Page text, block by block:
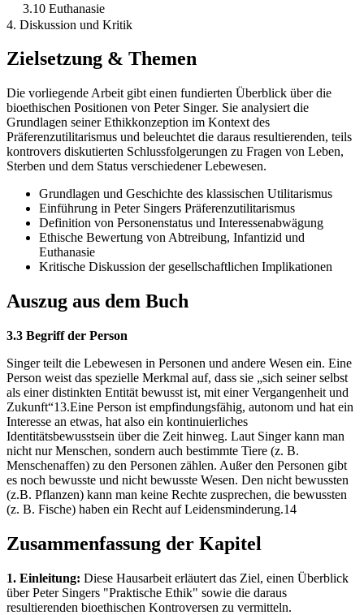
3.10 Euthanasie
4. Diskussion und Kritik
Zielsetzung & Themen
Die vorliegende Arbeit gibt einen fundierten Überblick über die
bioethischen Positionen von Peter Singer. Sie analysiert die
Grundlagen seiner Ethikkonzeption im Kontext des
Präferenzutilitarismus und beleuchtet die daraus resultierenden, teils
kontrovers diskutierten Schlussfolgerungen zu Fragen von Leben,
Sterben und dem Status verschiedener Lebewesen.
Grundlagen und Geschichte des klassischen Utilitarismus
Einführung in Peter Singers Präferenzutilitarismus
Definition von Personenstatus und Interessenabwägung
Ethische Bewertung von Abtreibung, Infantizid und
Euthanasie
Kritische Diskussion der gesellschaftlichen Implikationen
Auszug aus dem Buch
3.3 Begriff der Person
Singer teilt die Lebewesen in Personen und andere Wesen ein. Eine
Person weist das spezielle Merkmal auf, dass sie „sich seiner selbst
als einer distinkten Entität bewusst ist, mit einer Vergangenheit und
Zukunft“13.Eine Person ist empfindungsfähig, autonom und hat ein
Interesse an etwas, hat also ein kontinuierliches
Identitätsbewusstsein über die Zeit hinweg. Laut Singer kann man
nicht nur Menschen, sondern auch bestimmte Tiere (z. B.
Menschenaffen) zu den Personen zählen. Außer den Personen gibt
es noch bewusste und nicht bewusste Wesen. Den nicht bewussten
(z.B. Pflanzen) kann man keine Rechte zusprechen, die bewussten
(z. B. Fische) haben ein Recht auf Leidensminderung.14
Zusammenfassung der Kapitel
1. Einleitung: Diese Hausarbeit erläutert das Ziel, einen Überblick
über Peter Singers "Praktische Ethik" sowie die daraus
resultierenden bioethischen Kontroversen zu vermitteln.